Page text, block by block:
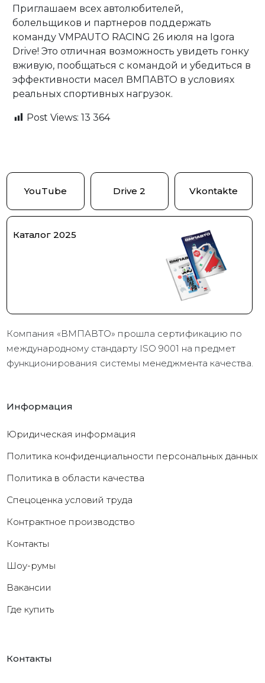
Приглашаем всех автолюбителей,
болельщиков и партнеров поддержать
команду VMPAUTO RACING 26 июля на Igora
Drive! Это отличная возможность увидеть гонку
вживую, пообщаться с командой и убедиться в
эффективности масел ВМПАВТО в условиях
реальных спортивных нагрузок.
Post Views: 13 364
YouTube Drive 2 Vkontakte
Каталог 2025
Компания «ВМПАВТО» прошла сертификацию по
международному стандарту ISO 9001 на предмет
функционирования системы менеджмента качества.
Информация
Юридическая информация
Политика конфиденциальности персональных данных
Политика в области качества
Cпецоценка условий труда
Контрактное производство
Контакты
Шоу-румы
Вакансии
Где купить
Контакты